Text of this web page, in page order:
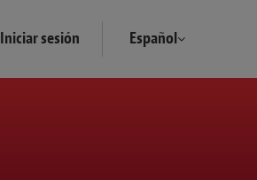
Iniciar sesión Español